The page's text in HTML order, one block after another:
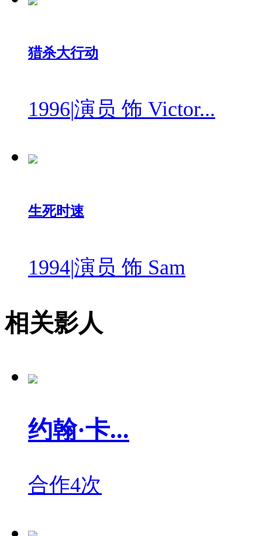
猎杀大行动
1996|演员 饰 Victor...
生死时速
1994|演员 饰 Sam
相关影人
约翰·卡...
合作4次